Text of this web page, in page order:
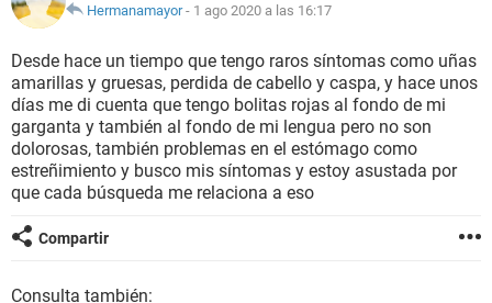
SEXUALIDAD
GLOSARIO
Hermanamayor- 1 ago 2020 a las 16:17
Desde hace un tiempo que tengo raros síntomas como uñas
amarillas y gruesas, perdida de cabello y caspa, y hace unos
días me di cuenta que tengo bolitas rojas al fondo de mi
garganta y también al fondo de mi lengua pero no son
dolorosas, también problemas en el estómago como
estreñimiento y busco mis síntomas y estoy asustada por
que cada búsqueda me relaciona a eso
Compartir
Consulta también: